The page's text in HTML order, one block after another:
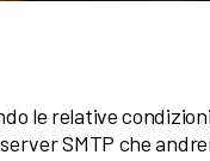
le relative
SMTP che